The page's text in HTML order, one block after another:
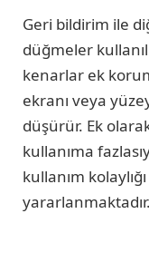
Geri bildirim ile
düğmeler
kenarlar ek
ekranı veya
düşürür. Ek
kullanıma
kullanım
yararlanmaktadır.